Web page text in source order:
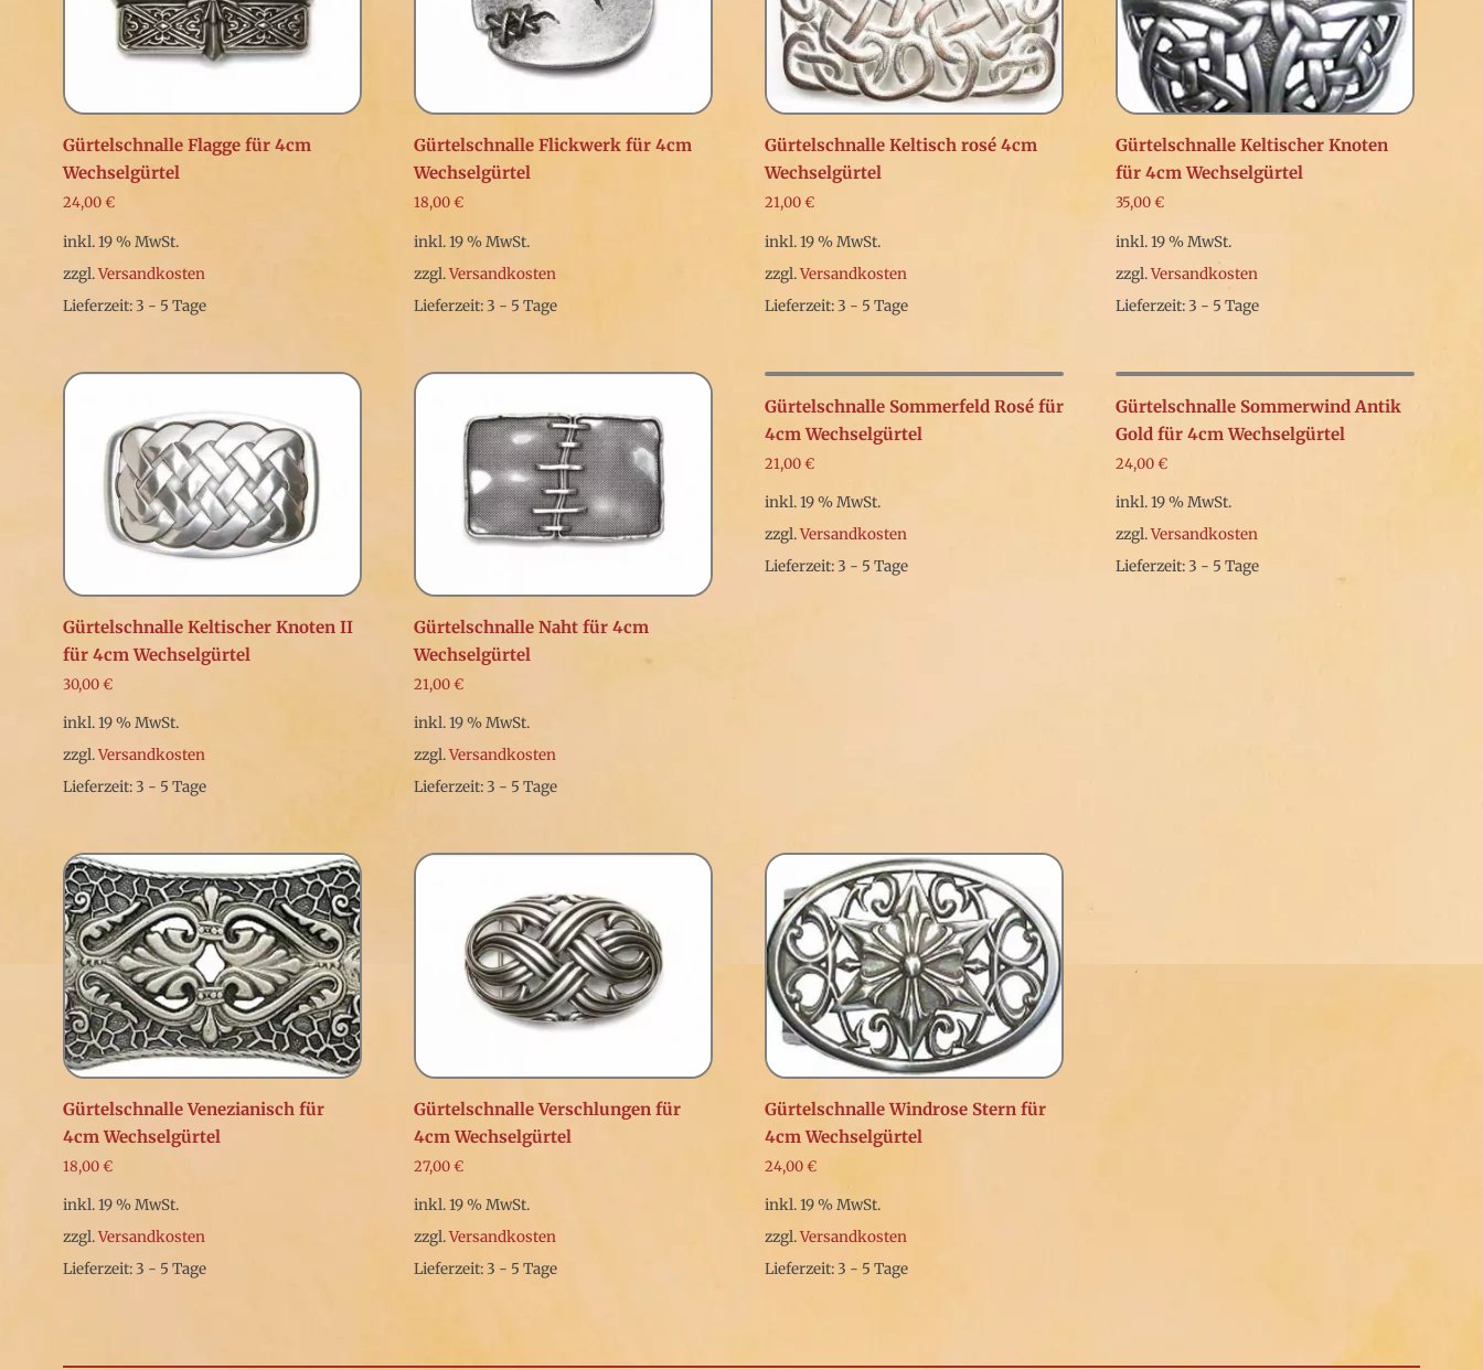
Gürtelschnalle Flagge für 4cm
Wechselgürtel
24,00€
inkl. 19 % MwSt.
zzgl.Versandkosten
Lieferzeit: 3 - 5 Tage
Gürtelschnalle Flickwerk für 4cm
Wechselgürtel
18,00€
inkl. 19 % MwSt.
zzgl.Versandkosten
Lieferzeit: 3 - 5 Tage
Gürtelschnalle Keltisch rosé 4cm
Wechselgürtel
21,00€
inkl. 19 % MwSt.
zzgl.Versandkosten
Lieferzeit: 3 - 5 Tage
Gürtelschnalle Keltischer Knoten
für 4cm Wechselgürtel
35,00€
inkl. 19 % MwSt.
zzgl.Versandkosten
Lieferzeit: 3 - 5 Tage
Gürtelschnalle Keltischer Knoten II
für 4cm Wechselgürtel
30,00€
inkl. 19 % MwSt.
zzgl.Versandkosten
Lieferzeit: 3 - 5 Tage
Gürtelschnalle Naht für 4cm
Wechselgürtel
21,00€
inkl. 19 % MwSt.
zzgl.Versandkosten
Lieferzeit: 3 - 5 Tage
Gürtelschnalle Sommerfeld Rosé für
4cm Wechselgürtel
21,00€
inkl. 19 % MwSt.
zzgl.Versandkosten
Lieferzeit: 3 - 5 Tage
Gürtelschnalle Sommerwind Antik
Gold für 4cm Wechselgürtel
24,00€
inkl. 19 % MwSt.
zzgl.Versandkosten
Lieferzeit: 3 - 5 Tage
Gürtelschnalle Venezianisch für
4cm Wechselgürtel
18,00€
inkl. 19 % MwSt.
zzgl.Versandkosten
Lieferzeit: 3 - 5 Tage
Gürtelschnalle Verschlungen für
4cm Wechselgürtel
27,00€
inkl. 19 % MwSt.
zzgl.Versandkosten
Lieferzeit: 3 - 5 Tage
Gürtelschnalle Windrose Stern für
4cm Wechselgürtel
24,00€
inkl. 19 % MwSt.
zzgl.Versandkosten
Lieferzeit: 3 - 5 Tage